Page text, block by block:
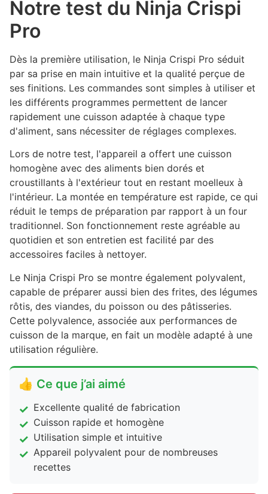
Notre test du Ninja Crispi
Pro
Dès la première utilisation, le Ninja Crispi Pro séduit
par sa prise en main intuitive et la qualité perçue de
ses finitions. Les commandes sont simples à utiliser et
les différents programmes permettent de lancer
rapidement une cuisson adaptée à chaque type
d'aliment, sans nécessiter de réglages complexes.
Lors de notre test, l'appareil a offert une cuisson
homogène avec des aliments bien dorés et
croustillants à l'extérieur tout en restant moelleux à
l'intérieur. La montée en température est rapide, ce qui
réduit le temps de préparation par rapport à un four
traditionnel. Son fonctionnement reste agréable au
quotidien et son entretien est facilité par des
accessoires faciles à nettoyer.
Le Ninja Crispi Pro se montre également polyvalent,
capable de préparer aussi bien des frites, des légumes
rôtis, des viandes, du poisson ou des pâtisseries.
Cette polyvalence, associée aux performances de
cuisson de la marque, en fait un modèle adapté à une
utilisation régulière.
👍 Ce que j’ai aimé
Excellente qualité de fabrication
Cuisson rapide et homogène
Utilisation simple et intuitive
Appareil polyvalent pour de nombreuses
recettes